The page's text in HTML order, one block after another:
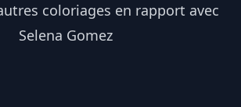
coloriages en rapport avec
Selena Gomez